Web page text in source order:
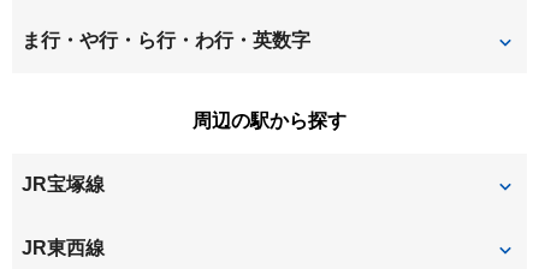
杭瀬北新町
杭瀬本町
久々知
昭和通 崇徳院
佃
長洲中通 長洲西通
西難波町
ま行・や行・ら行・わ行・英数字
周辺の駅から探す
JR宝塚線
尼崎
JR東西線